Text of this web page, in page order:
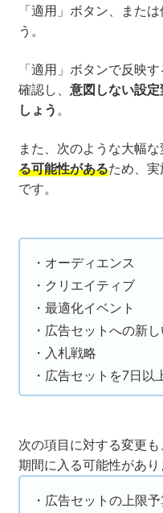
「適用」ボタン、また
う。
「適用」ボタンで反映
確認し、 意図しない設
しょう 。
また、次のような大幅な
る可能性があるため、
です。
・オーディエンス
・クリエイティブ
・最適化イベント
・広告セットへの新
・入札戦略
・広告セットを7日以
次の項目に対する変更
期間に入る可能性があり
・広告セットの上限